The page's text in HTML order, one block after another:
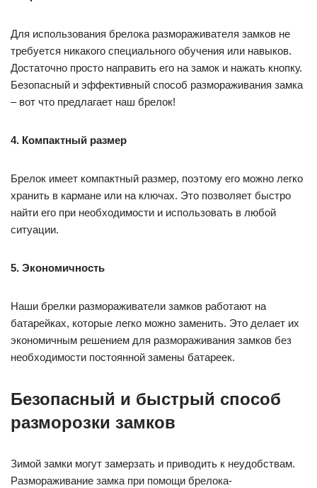
Для использования брелока размораживателя замков не
требуется никакого специального обучения или навыков.
Достаточно просто направить его на замок и нажать кнопку.
Безопасный и эффективный способ размораживания замка
– вот что предлагает наш брелок!
4. Компактный размер
Брелок имеет компактный размер, поэтому его можно легко
хранить в кармане или на ключах. Это позволяет быстро
найти его при необходимости и использовать в любой
ситуации.
5. Экономичность
Наши брелки размораживатели замков работают на
батарейках, которые легко можно заменить. Это делает их
экономичным решением для размораживания замков без
необходимости постоянной замены батареек.
Безопасный и быстрый способ
разморозки замков
Зимой замки могут замерзать и приводить к неудобствам.
Размораживание замка при помощи брелока-